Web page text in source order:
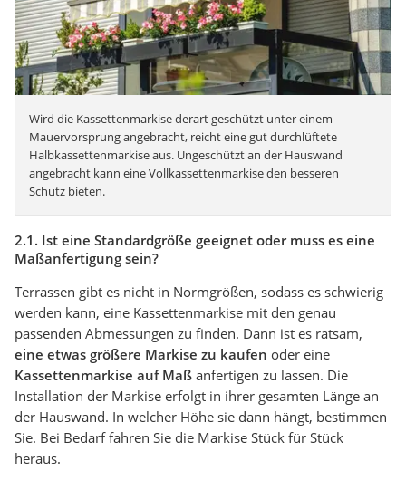
Wird die Kassettenmarkise derart geschützt unter einem
Mauervorsprung angebracht, reicht eine gut durchlüftete
Halbkassettenmarkise aus. Ungeschützt an der Hauswand
angebracht kann eine Vollkassettenmarkise den besseren
Schutz bieten.
2.1. Ist eine Standardgröße geeignet oder muss es eine
Maßanfertigung sein?
Terrassen gibt es nicht in Normgrößen, sodass es schwierig
werden kann, eine Kassettenmarkise mit den genau
passenden Abmessungen zu finden. Dann ist es ratsam,
eine etwas größere Markise zu kaufen oder eine
Kassettenmarkise auf Maß anfertigen zu lassen. Die
Installation der Markise erfolgt in ihrer gesamten Länge an
der Hauswand. In welcher Höhe sie dann hängt, bestimmen
Sie. Bei Bedarf fahren Sie die Markise Stück für Stück
heraus.